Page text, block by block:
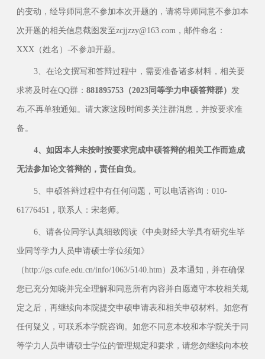
的变动，经导师同意不参加本次开题的，请将导师同意不参加本
次开题的相关信息截图发至zcjjzzy@163.com，邮件命名：
XXX（姓名）-不参加开题。
3、在论文撰写和答辩过程中，需要准备诸多材料，相关要
求将及时在QQ群： 881895753（2023同等学力申硕答辩群） 发
布,不再单独通知。请大家这段时间多关注群消息，并按要求准
备。
4、如因本人未按时按要求完成申硕答辩的相关工作而造成
无法参加论文答辩的，责任自负。
5、申硕答辩过程中有任何问题，可以电话咨询：010-
61776451，联系人：宋老师。
6、请各位同学认真细致阅读《中央财经大学具有研究生毕
业同等学力人员申请硕士学位须知》
（http://gs.cufe.edu.cn/info/1063/5140.htm）及本通知，并在确保
您已充分知晓并完全理解和同意所有内容并自愿遵守本校相关规
定之后，再继续向本院提交申硕申请表和相关申硕材料。如您有
任何疑义，可联系本学院咨询。如您不同意本校和本学院关于同
等学力人员申请硕士学位的管理规定和要求，请您勿继续向本校